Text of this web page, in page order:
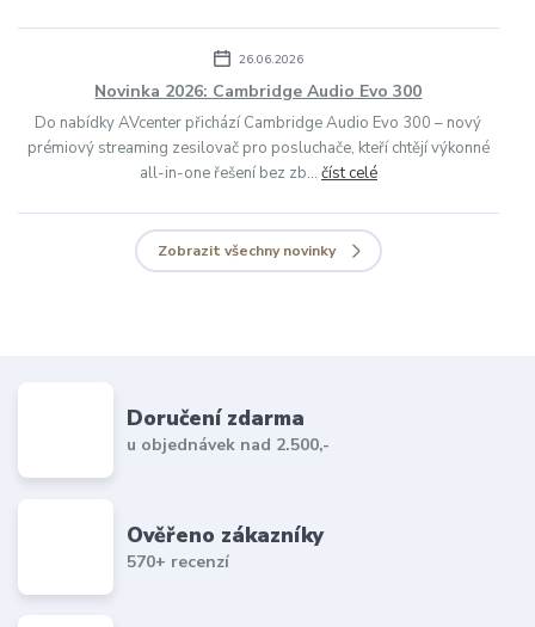
26.06.2026
Novinka 2026: Cambridge Audio Evo 300
Do nabídky AVcenter přichází Cambridge Audio Evo 300 – nový
prémiový streaming zesilovač pro posluchače, kteří chtějí výkonné
all-in-one řešení bez zb... číst celé
Zobrazit všechny novinky
Doručení zdarma
u objednávek nad 2.500,-
Ověřeno zákazníky
570+ recenzí